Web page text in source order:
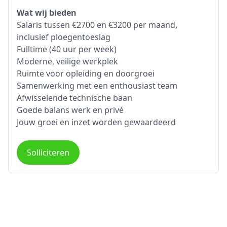
Wat wij bieden
Salaris tussen €2700 en €3200 per maand,
inclusief ploegentoeslag
Fulltime (40 uur per week)
Moderne, veilige werkplek
Ruimte voor opleiding en doorgroei
Samenwerking met een enthousiast team
Afwisselende technische baan
Goede balans werk en privé
Jouw groei en inzet worden gewaardeerd
Solliciteren